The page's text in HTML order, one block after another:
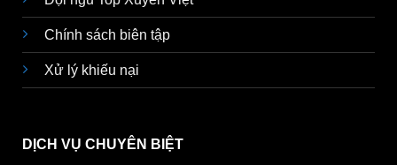
Chính sách biên tập
Xử lý khiếu nại
DỊCH VỤ CHUYÊN BIỆT